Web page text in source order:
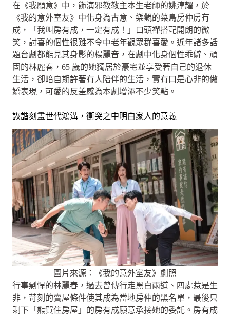
在《我願意》中，飾演邪教教主本生老師的姚淳耀，於
《我的意外室友》中化身為古意、樂觀的菜鳥房仲房有
成，「我叫房有成，一定有成！」口頭禪搭配開朗的微
笑，討喜的個性很難不令中老年觀眾群喜愛。近年諸多話
題台劇都能見其身影的楊麗音，在劇中化身個性乖僻、頑
固的林麗春，65 歲的她獨居於豪宅並享受著自己的退休
生活，卻暗自期許著有人陪伴的生活，實有口是心非的傲
嬌表現，可愛的反差感為本劇增添不少笑點。
詼諧刻畫世代鴻溝，衝突之中明白家人的意義
圖片來源：《我的意外室友》劇照
行事剽悍的林麗春，過去曾傳行走黑白兩道、四處惹是生
非，苛刻的賣屋條件使其成為當地房仲的黑名單，最後只
剩下「熊賀住房屋」的房有成願意承接她的委託。房有成